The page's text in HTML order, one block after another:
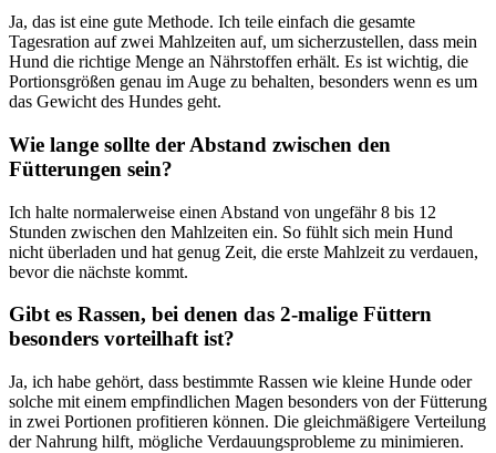
Ja, das ist⁤ eine gute Methode. Ich teile einfach die‍ gesamte​
Tagesration auf zwei⁣ Mahlzeiten⁣ auf,​ um sicherzustellen, ⁢dass mein
Hund die richtige ⁤Menge an Nährstoffen erhält. Es‍ ist wichtig, die
Portionsgrößen genau im Auge zu ​behalten, besonders wenn es um‍
das Gewicht‍ des Hundes geht.
Wie lange sollte der Abstand ‌zwischen ‍den
Fütterungen sein?
Ich ‌halte normalerweise einen Abstand von‍ ungefähr 8 bis 12⁤
Stunden zwischen den ⁣Mahlzeiten ein. So fühlt sich mein Hund
nicht überladen und hat genug ​Zeit, ‍die‌ erste Mahlzeit ‍zu verdauen,
bevor die⁣ nächste kommt.
Gibt es ⁣Rassen, bei ‌denen das ⁢2-malige Füttern
besonders vorteilhaft ist?
Ja, ⁣ich‍ habe‌ gehört, dass‌ bestimmte Rassen wie kleine Hunde oder
solche mit einem empfindlichen ​Magen besonders von​ der Fütterung⁢
in zwei Portionen profitieren können. Die‍ gleichmäßigere ​Verteilung
der Nahrung hilft, mögliche⁢ Verdauungsprobleme ⁤zu minimieren.